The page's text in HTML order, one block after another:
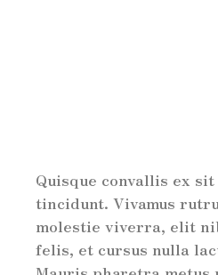
Quisque convallis ex
tincidunt. Vivamus
molestie viverra, elit
felis, et cursus nulla